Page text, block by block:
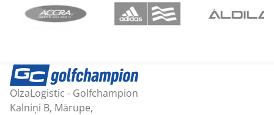
OlzaLogistic - Golfchampion
Kalniņi B, Mārupe,